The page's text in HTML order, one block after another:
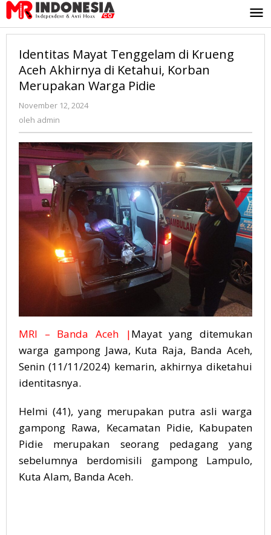
Lewati
ke
konten
Identitas Mayat Tenggelam di Krueng
Aceh Akhirnya di Ketahui, Korban
Merupakan Warga Pidie
November 12, 2024
oleh admin
MRI – Banda Aceh |Mayat yang ditemukan
warga gampong Jawa, Kuta Raja, Banda Aceh,
Senin (11/11/2024) kemarin, akhirnya diketahui
identitasnya.
Helmi (41), yang merupakan putra asli warga
gampong Rawa, Kecamatan Pidie, Kabupaten
Pidie merupakan seorang pedagang yang
sebelumnya berdomisili gampong Lampulo,
Kuta Alam, Banda Aceh.